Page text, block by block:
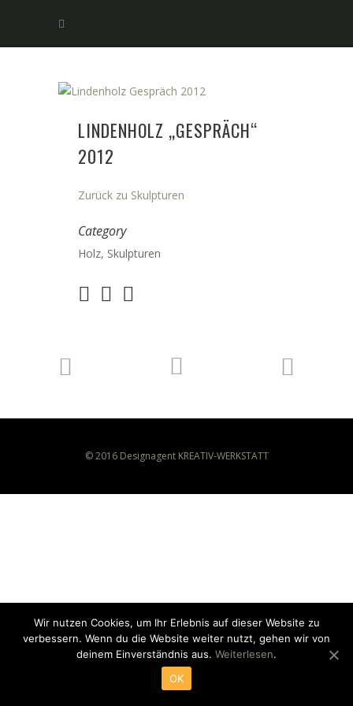
LINDENHOLZ „GESPRÄCH“
2012
Zurück zu Skulpturen
Category
Holz, Skulpturen
© 2016 Designagent KREATIV-WERKSTATT
Wir nutzen Cookies, um Ihr Erlebnis auf dieser Website zu
verbessern. Wenn du die Website weiter nutzt, gehen wir von
deinem Einverständnis aus. Weiterlesen.
OK